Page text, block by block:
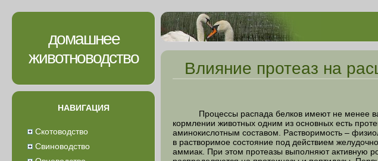
домашнее
животноводство
НАВИГАЦИЯ
Скотоводство
Свиноводство
Влияние протеаз на
Процессы распада белков имеют не менее
кормлении животных одним из основных есть
аминокислотным составом. Растворимость –
в растворимое состояние под действием
аммиак. При этом протеазы выполняют активную